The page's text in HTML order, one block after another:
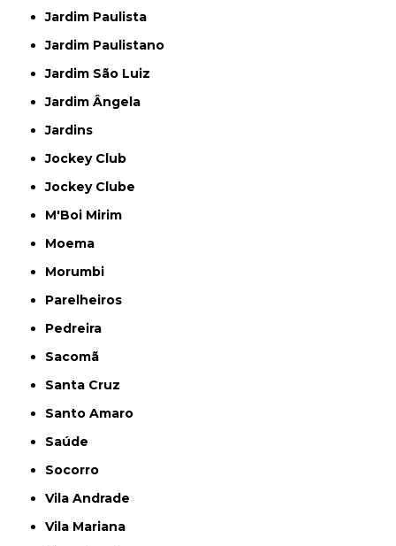
Jardim Paulista
Jardim Paulistano
Jardim São Luiz
Jardim Ângela
Jardins
Jockey Club
Jockey Clube
M'Boi Mirim
Moema
Morumbi
Parelheiros
Pedreira
Sacomã
Santa Cruz
Santo Amaro
Saúde
Socorro
Vila Andrade
Vila Mariana